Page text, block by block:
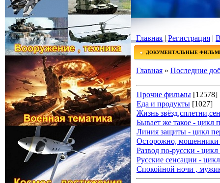
Главная|Регистрация |
ДОКУМЕНТАЛЬНЫЕ
Главная » Последние
Прочие фильмы [12578]
Еда и продукты [1027]
Жизнь
Бывает же такое - цикл
Линия защиты - цикл
Осторожно, мошенники
Развод по-русски - цикл
Русские сенсации -
Спокойной ночи ,